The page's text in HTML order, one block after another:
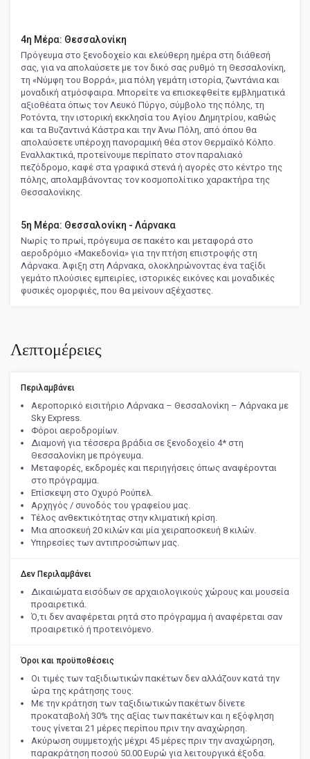
4η Μέρα: Θεσσαλονίκη
Πρόγευμα στο ξενοδοχείο και ελεύθερη ημέρα στη διάθεσή
σας, για να απολαύσετε με τον δικό σας ρυθμό τη Θεσσαλονίκη,
τη «Νύμφη του Βορρά», μια πόλη γεμάτη ιστορία, ζωντάνια και
μοναδική ατμόσφαιρα. Μπορείτε να επισκεφθείτε εμβληματικά
αξιοθέατα όπως τον Λευκό Πύργο, σύμβολο της πόλης, τη
Ροτόντα, την ιστορική εκκλησία του Αγίου Δημητρίου, καθώς
και τα Βυζαντινά Κάστρα και την Άνω Πόλη, από όπου θα
απολαύσετε υπέροχη πανοραμική θέα στον Θερμαϊκό Κόλπο.
Εναλλακτικά, προτείνουμε περίπατο στον παραλιακό
πεζόδρομο, καφέ στα γραφικά στενά ή αγορές στο κέντρο της
πόλης, απολαμβάνοντας τον κοσμοπολίτικο χαρακτήρα της
Θεσσαλονίκης.
5η Μέρα: Θεσσαλονίκη - Λάρνακα
Νωρίς το πρωί, πρόγευμα σε πακέτο και μεταφορά στο
αεροδρόμιο «Μακεδονία» για την πτήση επιστροφής στη
Λάρνακα. Άφιξη στη Λάρνακα, ολοκληρώνοντας ένα ταξίδι
γεμάτο πλούσιες εμπειρίες, ιστορικές εικόνες και μοναδικές
φυσικές ομορφιές, που θα μείνουν αξέχαστες.
Λεπτομέρειες
Περιλαμβάνει
Αεροπορικό εισιτήριο Λάρνακα – Θεσσαλονίκη – Λάρνακα με
Sky Express.
Φόροι αεροδρομίων.
Διαμονή για τέσσερα βράδια σε ξενοδοχείο 4* στη
Θεσσαλονίκη με πρόγευμα.
Μεταφορές, εκδρομές και περιηγήσεις όπως αναφέρονται
στο πρόγραμμα.
Επίσκεψη στο Οχυρό Ρούπελ.
Αρχηγός / συνοδός του γραφείου μας.
Τέλος ανθεκτικότητας στην κλιματική κρίση.
Μια αποσκευή 20 κιλών και μία χειραποσκευή 8 κιλών.
Υπηρεσίες των αντιπροσώπων μας.
Δεν Περιλαμβάνει
Δικαιώματα εισόδων σε αρχαιολογικούς χώρους και μουσεία
προαιρετικά.
Ό,τι δεν αναφέρεται ρητά στο πρόγραμμα ή αναφέρεται σαν
προαιρετικό ή προτεινόμενο.
Όροι και προϋποθέσεις
Οι τιμές των ταξιδιωτικών πακέτων δεν αλλάζουν κατά την
ώρα της κράτησης τους.
Με την κράτηση των ταξιδιωτικών πακέτων δίνετε
προκαταβολή 30% της αξίας των πακέτων και η εξόφληση
τους γίνεται 21 μέρες περίπου πριν την αναχώρηση.
Ακύρωση συμμετοχής μέχρι 45 μέρες πριν την αναχώρηση,
παρακράτηση ποσού 50.00 Ευρώ για λειτουργικά έξοδα.